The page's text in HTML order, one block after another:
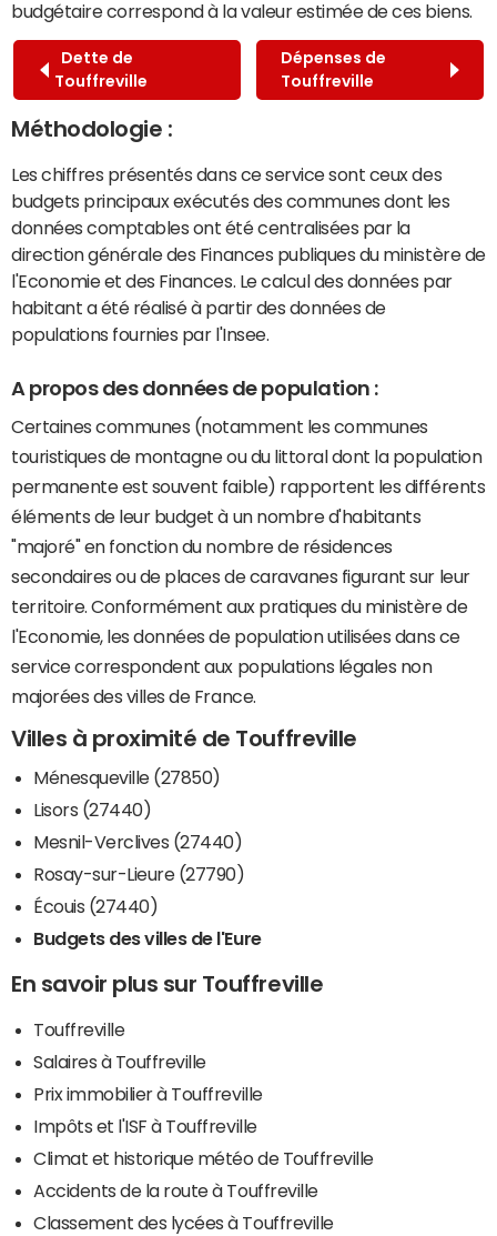
budgétaire correspond à la valeur estimée de ces biens.
Dette de
Touffreville
Dépenses de
Touffreville
Méthodologie :
Les chiffres présentés dans ce service sont ceux des
budgets principaux exécutés des communes dont les
données comptables ont été centralisées par la
direction générale des Finances publiques du ministère de
l'Economie et des Finances. Le calcul des données par
habitant a été réalisé à partir des données de
populations fournies par l'Insee.
A propos des données de population :
Certaines communes (notamment les communes
touristiques de montagne ou du littoral dont la population
permanente est souvent faible) rapportent les différents
éléments de leur budget à un nombre d'habitants
"majoré" en fonction du nombre de résidences
secondaires ou de places de caravanes figurant sur leur
territoire. Conformément aux pratiques du ministère de
l'Economie, les données de population utilisées dans ce
service correspondent aux populations légales non
majorées des villes de France.
Villes à proximité de Touffreville
Ménesqueville (27850)
Lisors (27440)
Mesnil-Verclives (27440)
Rosay-sur-Lieure (27790)
Écouis (27440)
Budgets des villes de l'Eure
En savoir plus sur Touffreville
Touffreville
Salaires à Touffreville
Prix immobilier à Touffreville
Impôts et l'ISF à Touffreville
Climat et historique météo de Touffreville
Accidents de la route à Touffreville
Classement des lycées à Touffreville